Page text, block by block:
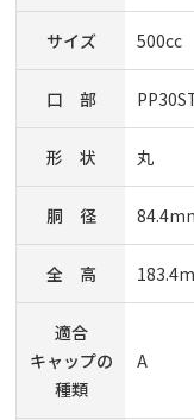
サイズ 500cc
口 部
形 状 丸
胴 径
全 高
適合
キャップの
種類
A